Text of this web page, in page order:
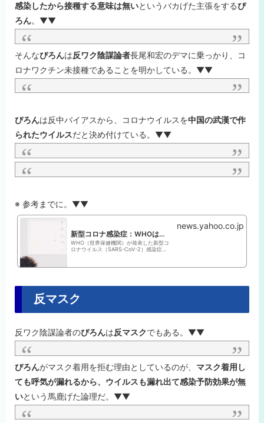
感染したから接種する意味は無いというバカげた主張をするぴ
ろん。▼▼
そんなぴろんは反ワク陰謀論者長尾和宏のデマに乗っかり、コ
ロナワクチン未接種であることを明かしている。▼▼
ぴろんは反中バイアスから、コロナウイルスを中国の武漢で作
られたウイルスだと決め付けている。▼▼
※ 参考までに。▼▼
新型コロナ感染症：WHOはなぜ「地名で呼ばないで」というのか（石田雅彦） - エキスパート - Yahoo!ニュース
WHO（世界保健機関）が発表した新型コ
ロナウイルス（SARS-CoV-2）感染症
の指針には、日本でも注意したいいくつ
news.yahoo.co.jp
反マスク
反ワク陰謀論者のぴろんは反マスクでもある。▼▼
ぴろんがマスク着用を拒む理由としているのが、 マスク着用し
ても呼気が漏れるから、ウイルスも漏れ出て感染予防効果が無
いという馬鹿げた論理だ。▼▼